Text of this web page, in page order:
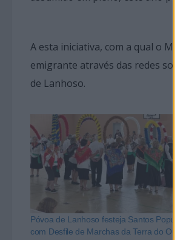
A esta iniciativa, com a qual o
emigrante através das redes
de Lanhoso.
Póvoa de Lanhoso festeja Santos
com Desfile de Marchas da Terra do Ouro